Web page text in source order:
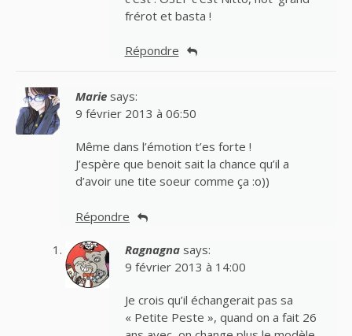
frérot et basta !
Répondre
Marie says:
9 février 2013 à 06:50
Même dans l’émotion t’es forte !
J’espère que benoit sait la chance qu’il a
d’avoir une tite soeur comme ça :o))
Répondre
Ragnagna says:
9 février 2013 à 14:00
Je crois qu’il échangerait pas sa
« Petite Peste », quand on a fait 26